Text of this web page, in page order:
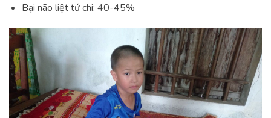
Bại não liệt tứ chi: 40-45%